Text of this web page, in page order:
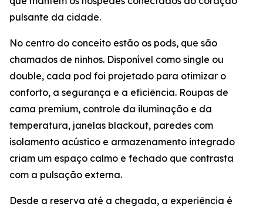
pulsante da cidade.
No centro do conceito estão os pods, que são
chamados de ninhos. Disponível como single ou
double, cada pod foi projetado para otimizar o
conforto, a segurança e a eficiência. Roupas de
cama premium, controle da iluminação e da
temperatura, janelas blackout, paredes com
isolamento acústico e armazenamento integrado
criam um espaço calmo e fechado que contrasta
com a pulsação externa.
Desde a reserva até a chegada, a experiência é